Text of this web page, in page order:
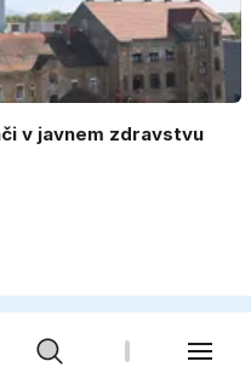
v javnem zdravstvu